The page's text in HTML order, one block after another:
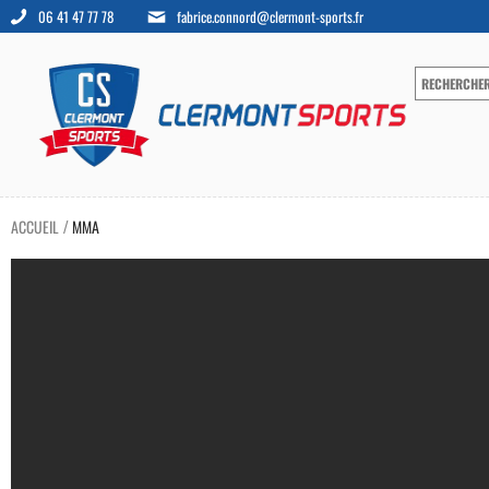
06 41 47 77 78 fabrice.connord@clermont-sports.fr
ACCUEIL /MMA